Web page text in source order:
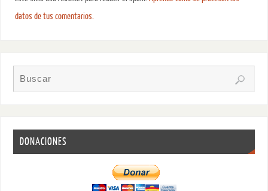
datos de tus comentarios.
DONACIONES